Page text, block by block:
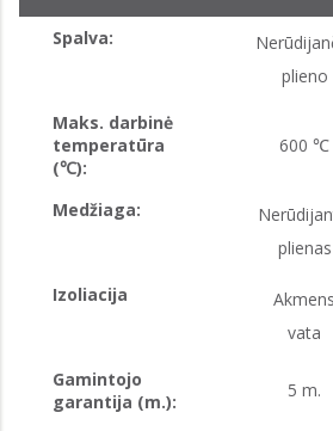
Spalva:
plieno
Maks. darbinė
temperatūra
(℃):
600 ℃
Medžiaga:
plienas
Izoliacija
Akmens
vata
Gamintojo
garantija (m.):
5 m.